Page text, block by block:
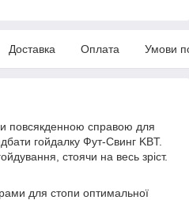
Доставка Оплата Умови
повсякденною справою для
гойдалку Фут-Свинг KBT.
стоячи на весь зріст.
для стопи оптимальної